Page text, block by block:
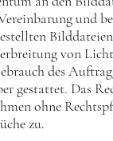
und
von
des
gestattet. Das
ohne
zu.